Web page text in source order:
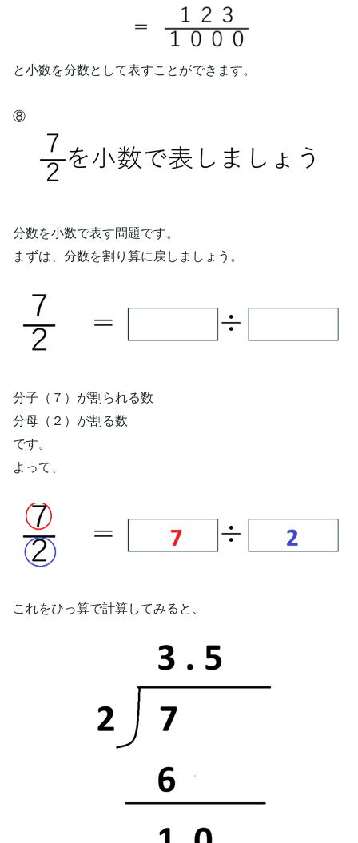
と小数を分数として表すことができます。
⑧
分数を小数で表す問題です。
まずは、分数を割り算に戻しましょう。
分子（７）が割られる数
分母（２）が割る数
です。
よって、
これをひっ算で計算してみると、